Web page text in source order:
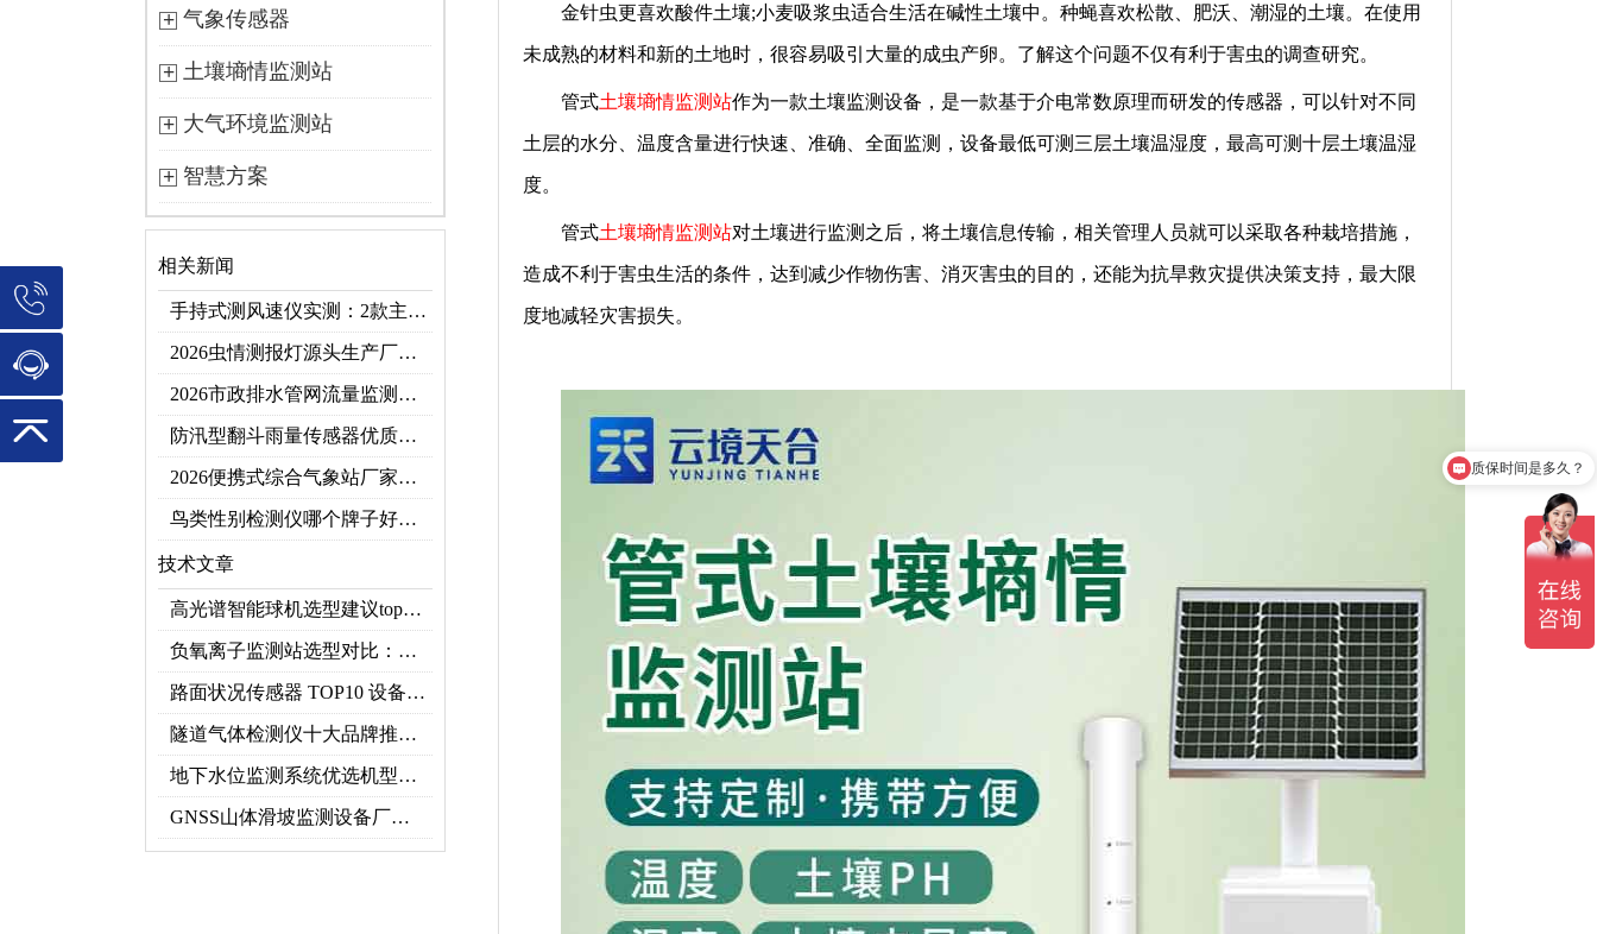
气象传感器
土壤墒情监测站
大气环境监测站
智慧方案
相关新闻
手持式测风速仪实测：2款主流型号参数对比+3类应用场景
2026虫情测报灯源头生产厂家优选推荐：云境天合
2026市政排水管网流量监测系统top10推荐榜：高精度+多维度监测管网环境
防汛型翻斗雨量传感器优质厂家 TOP5 榜首
2026便携式综合气象站厂家排行！应急临时建站首选双品牌
鸟类性别检测仪哪个牌子好？2026禽类性别快速鉴别设备品牌推荐
技术文章
高光谱智能球机选型建议top推荐（附参数表）
负氧离子监测站选型对比：云境天合 TH-FZ5 与天蔚 TW-FZ4 推荐
路面状况传感器 TOP10 设备推荐榜单
隧道气体检测仪十大品牌推荐榜单（2026行业TOP10）
地下水位监测系统优选机型：TH-DSW2深井地下水智能在线监测解决方案
GNSS山体滑坡监测设备厂家实力排行｜2026地质灾害监测优选
金针虫更喜欢酸件土壤;小麦吸浆虫适合生活在碱性土壤中。种蝇喜欢松散、肥沃、潮湿的土壤。在使用
未成熟的材料和新的土地时，很容易吸引大量的成虫产卵。了解这个问题不仅有利于害虫的调查研究。
管式土壤墒情监测站作为一款土壤监测设备，是一款基于介电常数原理而研发的传感器，可以针对不同
土层的水分、温度含量进行快速、准确、全面监测，设备最低可测三层土壤温湿度，最高可测十层土壤温湿
度。
管式土壤墒情监测站对土壤进行监测之后，将土壤信息传输，相关管理人员就可以采取各种栽培措施，
造成不利于害虫生活的条件，达到减少作物伤害、消灭害虫的目的，还能为抗旱救灾提供决策支持，最大限
度地减轻灾害损失。
产品有检测证书吗？